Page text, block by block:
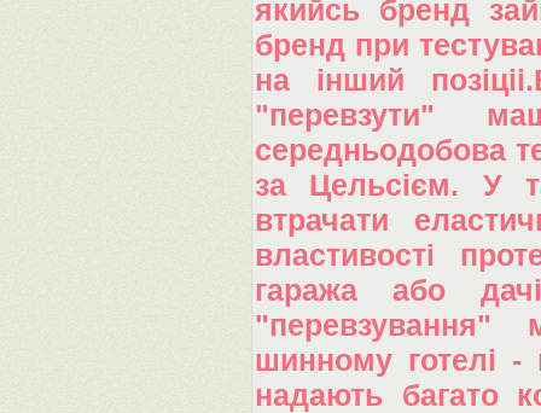
якийсь бренд
бренд при
на інший
"перевзути"
середньодобова
за Цельсієм. У
втрачати
властивості
гаража або
"перевзування"
шинному готелі -
надають багато